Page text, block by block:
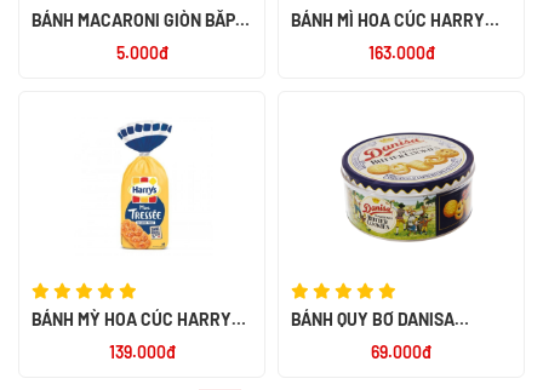
BÁNH MACARONI GIÒN BẮP
5.000đ
BÁNH MÌ HOA CÚC HARRY
163.000đ
BÁNH MỲ HOA CÚC HARRYS
139.000đ
BÁNH QUY BƠ DANISA
INDONESIA69.000đ